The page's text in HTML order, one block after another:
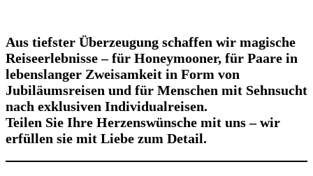
Aus tiefster Überzeugung schaffen wir magische
Reiseerlebnisse – für Honeymooner, für Paare in
lebenslanger Zweisamkeit in Form von
Jubiläumsreisen und für Menschen mit Sehnsucht
nach exklusiven Individualreisen.
Teilen Sie Ihre Herzenswünsche mit uns – wir
erfüllen sie mit Liebe zum Detail.